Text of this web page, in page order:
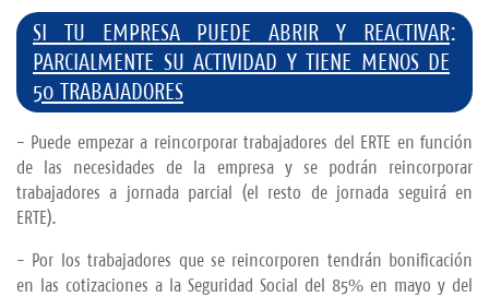
SI TU EMPRESA PUEDE ABRIR Y REACTIVAR
PARCIALMENTE SU ACTIVIDAD Y TIENE MENOS DE
50 TRABAJADORES
:
- Puede empezar a reincorporar trabajadores del ERTE en función
de las necesidades de la empresa y se podrán reincorporar
trabajadores a jornada parcial (el resto de jornada seguirá en
ERTE).
- Por los trabajadores que se reincorporen tendrán bonificación
en las cotizaciones a la Seguridad Social del 85% en mayo y del